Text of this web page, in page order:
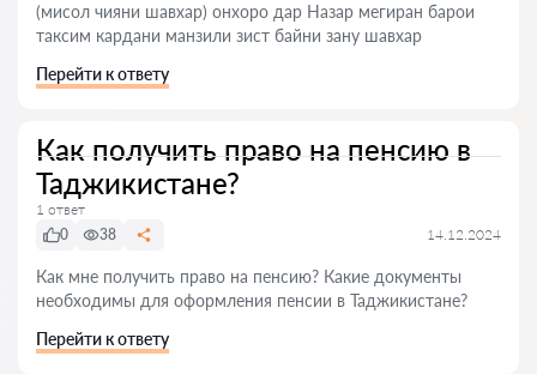
(мисол чияни шавхар) онхоро дар Назар мегиран барои
таксим кардани манзили зист байни зану шавхар
Перейти к ответу
Как получить право на пенсию в
Таджикистане?
1 ответ
0
38 14.12.2024
Как мне получить право на пенсию? Какие документы
необходимы для оформления пенсии в Таджикистане?
Перейти к ответу